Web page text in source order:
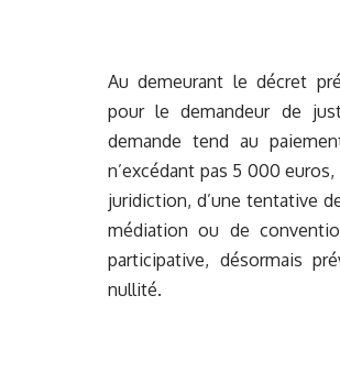
Au demeurant le décret
pour le demandeur de
demande tend au
n’excédant pas 5 000
juridiction, d’une tentative
médiation ou de
participative, désormais
nullité.